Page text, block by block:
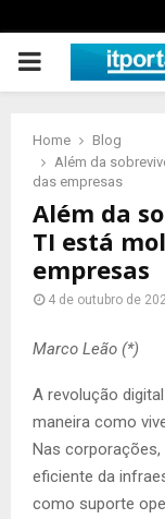
PRIMARY
Home
Blog
Além da
das empresas
Além da
TI está
empresas
4 de outubro de
Marco Leão (*)
A revolução
maneira como
Nas
eficiente da
como suporte